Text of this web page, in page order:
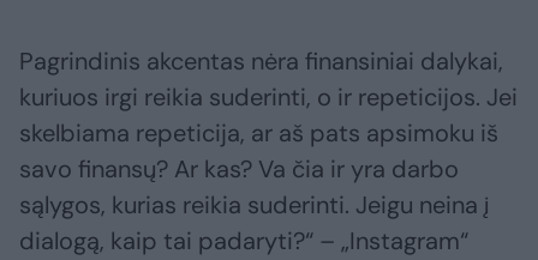
Pagrindinis akcentas nėra finansiniai dalykai,
kuriuos irgi reikia suderinti, o ir repeticijos. Jei
skelbiama repeticija, ar aš pats apsimoku iš
savo finansų? Ar kas? Va čia ir yra darbo
sąlygos, kurias reikia suderinti. Jeigu neina į
dialogą, kaip tai padaryti?“ – „Instagram“